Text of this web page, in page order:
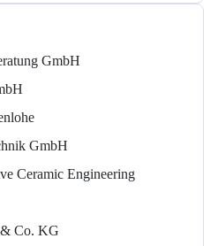
GmbH
GmbH
Ceramic Engineering
Co. KG